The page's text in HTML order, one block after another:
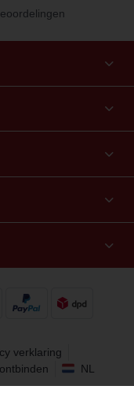
verklaring
NL